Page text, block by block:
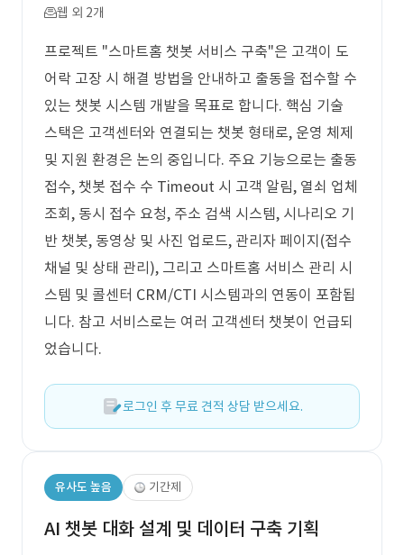
웹 외 2개
프로젝트 "스마트홈 챗봇 서비스 구축"은 고객이 도
어락 고장 시 해결 방법을 안내하고 출동을 접수할 수
있는 챗봇 시스템 개발을 목표로 합니다. 핵심 기술
스택은 고객센터와 연결되는 챗봇 형태로, 운영 체제
및 지원 환경은 논의 중입니다. 주요 기능으로는 출동
접수, 챗봇 접수 수 Timeout 시 고객 알림, 열쇠 업체
조회, 동시 접수 요청, 주소 검색 시스템, 시나리오 기
반 챗봇, 동영상 및 사진 업로드, 관리자 페이지(접수
채널 및 상태 관리), 그리고 스마트홈 서비스 관리 시
스템 및 콜센터 CRM/CTI 시스템과의 연동이 포함됩
니다. 참고 서비스로는 여러 고객센터 챗봇이 언급되
었습니다.
로그인 후 무료 견적 상담 받으세요.
유사도 높음 기간제
AI 챗봇 대화 설계 및 데이터 구축 기획